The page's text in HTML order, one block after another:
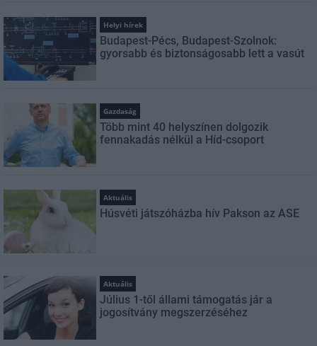
Helyi hírek
Budapest-Pécs, Budapest-Szolnok:
gyorsabb és biztonságosabb lett a vasút
Gazdaság
Több mint 40 helyszínen dolgozik
fennakadás nélkül a Híd-csoport
Aktuális
Húsvéti játszóházba hív Pakson az ASE
Aktuális
Július 1-től állami támogatás jár a
jogosítvány megszerzéséhez